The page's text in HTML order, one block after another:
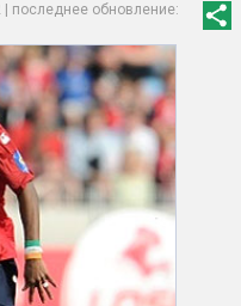
| последнее обновление: